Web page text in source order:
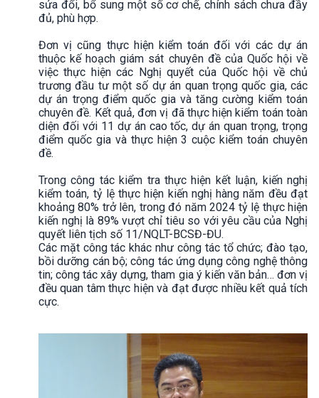
sửa đổi, bổ sung một số cơ chế, chính sách chưa đầy
đủ, phù hợp.
Đơn vị cũng thực hiện kiểm toán đối với các dự án
thuộc kế hoạch giám sát chuyên đề của Quốc hội về
việc thực hiện các Nghị quyết của Quốc hội về chủ
trương đầu tư một số dự án quan trọng quốc gia, các
dự án trọng điểm quốc gia và tăng cường kiểm toán
chuyên đề. Kết quả, đơn vị đã thực hiện kiểm toán toàn
diện đối với 11 dự án cao tốc, dự án quan trọng, trọng
điểm quốc gia và thực hiện 3 cuộc kiểm toán chuyên
đề.
Trong công tác kiểm tra thực hiện kết luận, kiến nghị
kiểm toán, tỷ lệ thực hiện kiến nghị hàng năm đều đạt
khoảng 80% trở lên, trong đó năm 2024 tỷ lệ thực hiện
kiến nghị là 89% vượt chỉ tiêu so với yêu cầu của Nghị
quyết liên tịch số 11/NQLT-BCSĐ-ĐU.
Các mặt công tác khác như công tác tổ chức; đào tạo,
bồi dưỡng cán bộ; công tác ứng dụng công nghệ thông
tin; công tác xây dựng, tham gia ý kiến văn bản… đơn vị
đều quan tâm thực hiện và đạt được nhiều kết quả tích
cực.